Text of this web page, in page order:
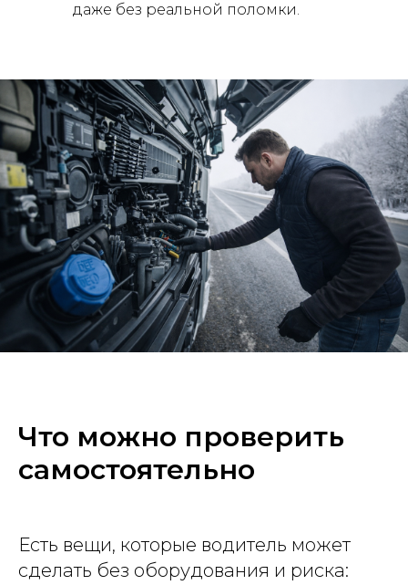
даже без реальной поломки.
Что можно проверить
самостоятельно
Есть вещи, которые водитель может
сделать без оборудования и риска: